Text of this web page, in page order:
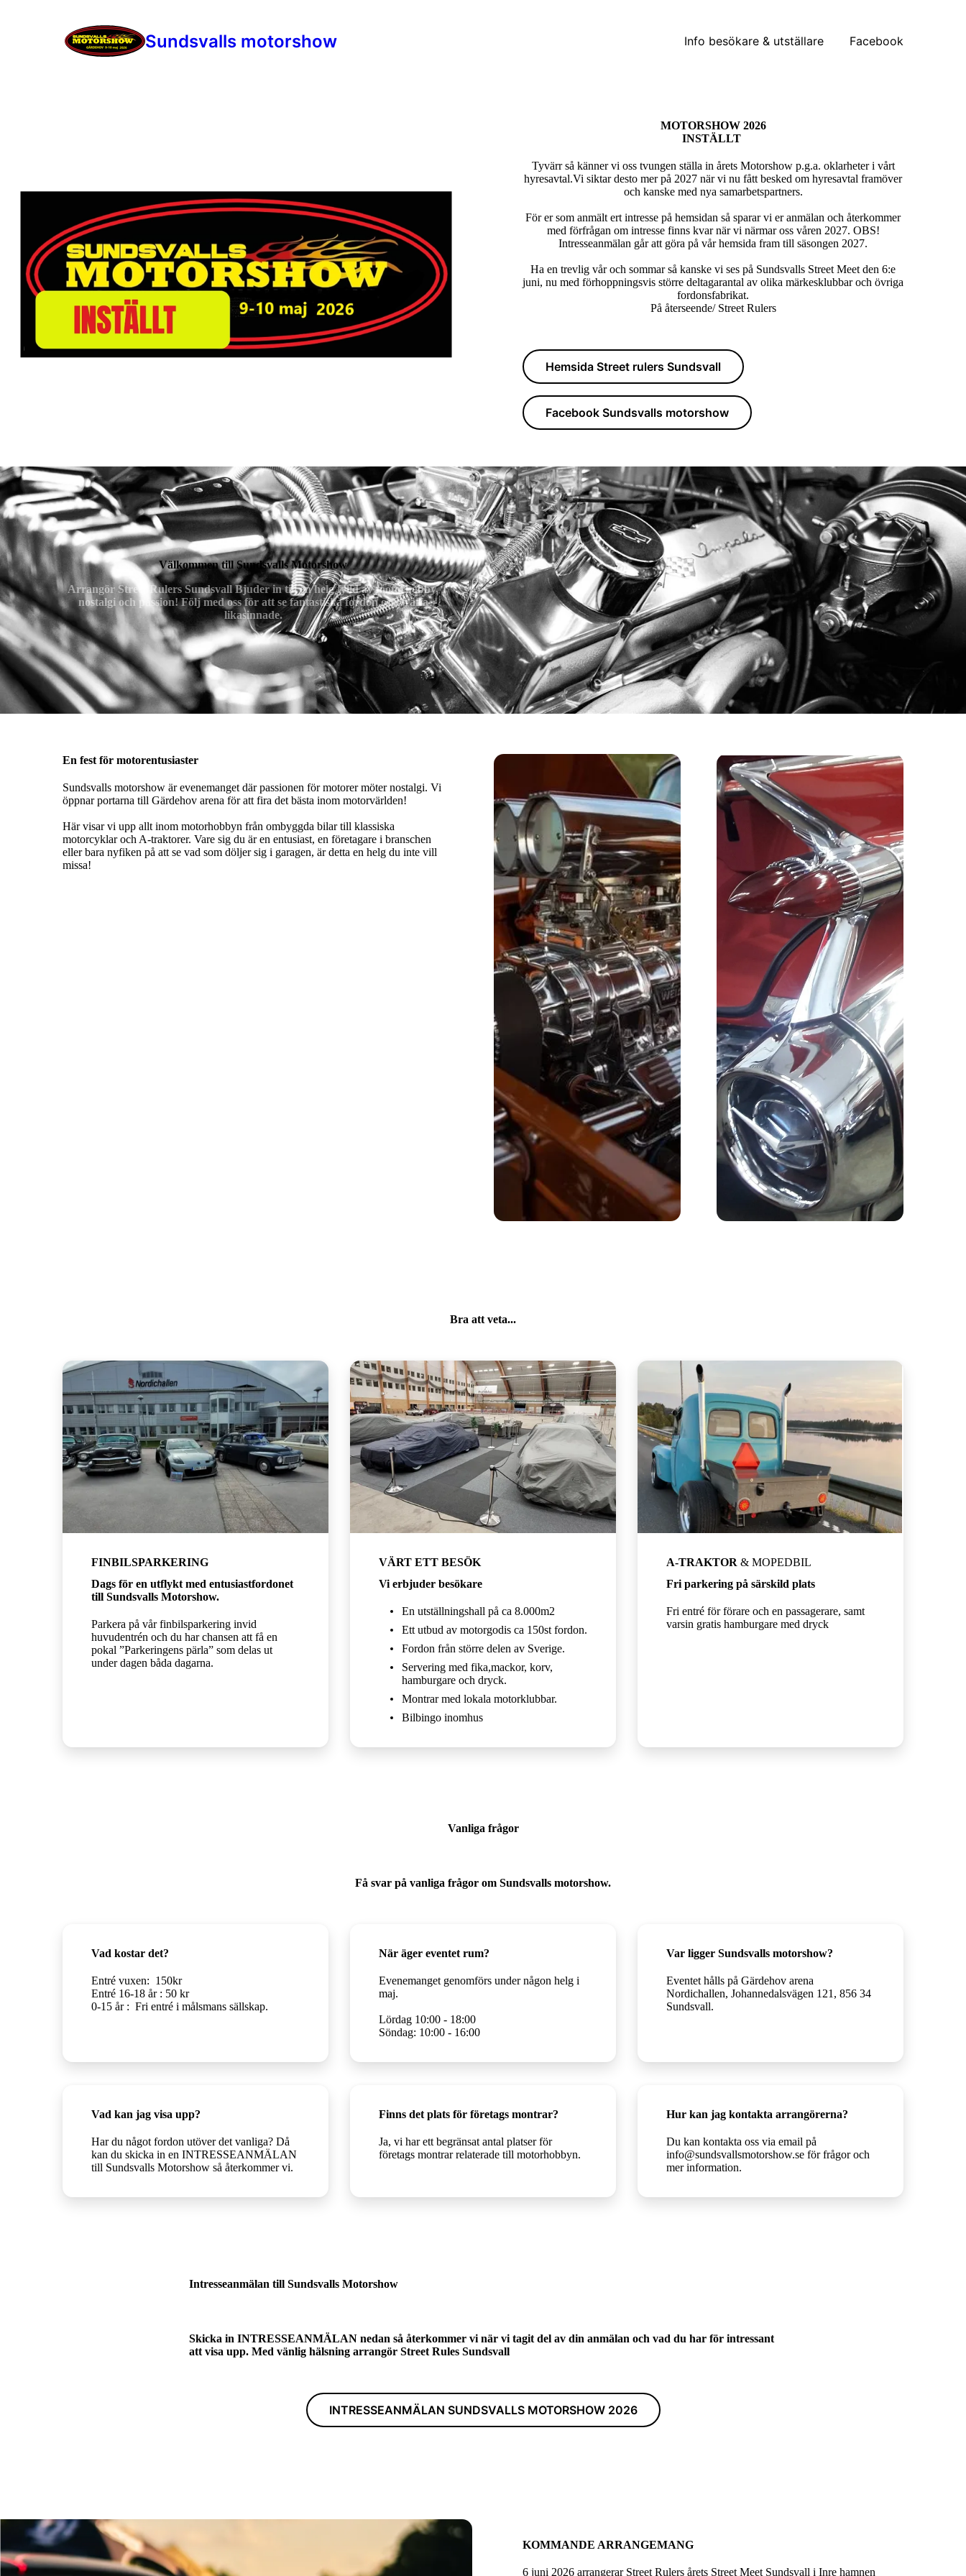
Sundsvalls motorshow Info besökare & utställare Facebook
MOTORSHOW 2026
INSTÄLLT
Tyvärr så känner vi oss tvungen ställa in årets Motorshow p.g.a. oklarheter i vårt
hyresavtal.Vi siktar desto mer på 2027 när vi nu fått besked om hyresavtal framöver
och kanske med nya samarbetspartners.
För er som anmält ert intresse på hemsidan så sparar vi er anmälan och återkommer
med förfrågan om intresse finns kvar när vi närmar oss våren 2027. OBS!
Intresseanmälan går att göra på vår hemsida fram till säsongen 2027.
Ha en trevlig vår och sommar så kanske vi ses på Sundsvalls Street Meet den 6:e
juni, nu med förhoppningsvis större deltagarantal av olika märkesklubbar och övriga
fordonsfabrikat.
På återseende/ Street Rulers
Hemsida Street rulers Sundsvall
Facebook Sundsvalls motorshow
Välkommen till Sundsvalls Motorshow
Arrangör Street Rulers Sundsvall Bjuder in till en helg fylld av motorhobby,
nostalgi och passion! Följ med oss för att se fantastiska fordon och träffa
likasinnade.
En fest för motorentusiaster
Sundsvalls motorshow är evenemanget där passionen för motorer möter nostalgi. Vi
öppnar portarna till Gärdehov arena för att fira det bästa inom motorvärlden!
Här visar vi upp allt inom motorhobbyn från ombyggda bilar till klassiska
motorcyklar och A-traktorer. Vare sig du är en entusiast, en företagare i branschen
eller bara nyfiken på att se vad som döljer sig i garagen, är detta en helg du inte vill
missa!
Bra att veta...
FINBILSPARKERING
Dags för en utflykt med entusiastfordonet
till Sundsvalls Motorshow.
Parkera på vår finbilsparkering invid
huvudentrén och du har chansen att få en
pokal ”Parkeringens pärla” som delas ut
under dagen båda dagarna.
VÄRT ETT BESÖK
Vi erbjuder besökare
En utställningshall på ca 8.000m2
Ett utbud av motorgodis ca 150st fordon.
Fordon från större delen av Sverige.
Servering med fika,mackor, korv,
hamburgare och dryck.
Montrar med lokala motorklubbar.
Bilbingo inomhus
A-TRAKTOR & MOPEDBIL
Fri parkering på särskild plats
Fri entré för förare och en passagerare, samt
varsin gratis hamburgare med dryck
Vanliga frågor
Få svar på vanliga frågor om Sundsvalls motorshow.
Vad kostar det?
Entré vuxen: 150kr
Entré 16-18 år : 50 kr
0-15 år : Fri entré i målsmans sällskap.
När äger eventet rum?
Evenemanget genomförs under någon helg i
maj.
Lördag 10:00 - 18:00
Söndag: 10:00 - 16:00
Var ligger Sundsvalls motorshow?
Eventet hålls på Gärdehov arena
Nordichallen, Johannedalsvägen 121, 856 34
Sundsvall.
Vad kan jag visa upp?
Har du något fordon utöver det vanliga? Då
kan du skicka in en INTRESSEANMÄLAN
till Sundsvalls Motorshow så återkommer vi.
Finns det plats för företags montrar?
Ja, vi har ett begränsat antal platser för
företags montrar relaterade till motorhobbyn.
Hur kan jag kontakta arrangörerna?
Du kan kontakta oss via email på
info@sundsvallsmotorshow.se för frågor och
mer information.
Intresseanmälan till Sundsvalls Motorshow
Skicka in INTRESSEANMÄLAN nedan så återkommer vi när vi tagit del av din anmälan och vad du har för intressant
att visa upp. Med vänlig hälsning arrangör Street Rules Sundsvall
INTRESSEANMÄLAN SUNDSVALLS MOTORSHOW 2026
KOMMANDE ARRANGEMANG
6 juni 2026 arrangerar Street Rulers årets Street Meet Sundsvall i Inre hamnen